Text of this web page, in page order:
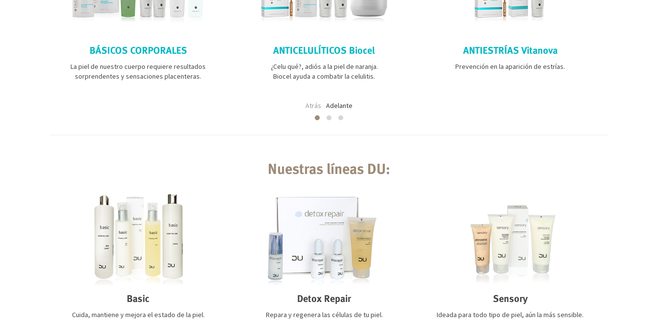
BÁSICOS CORPORALES
La piel de nuestro cuerpo requiere resultados
sorprendentes y sensaciones placenteras.
ANTICELULÍTICOS Biocel
¿Celu qué?, adiós a la piel de naranja.
Biocel ayuda a combatir la celulitis.
ANTIESTRÍAS Vitanova
Prevención en la aparición de estrías.
Atrás Adelante
Nuestras líneas DU:
Basic
Cuida, mantiene y mejora el estado de la piel.
Detox Repair
Repara y regenera las células de tu piel.
Sensory
Ideada para todo tipo de piel, aún la más sensible.